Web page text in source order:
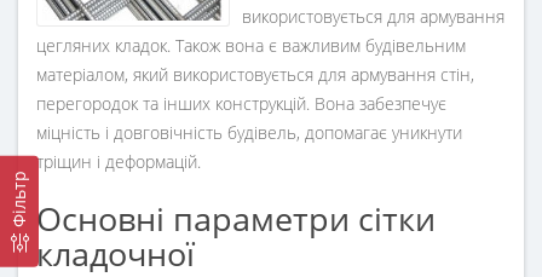
Фільтр
використовується для армування
цегляних кладок. Також вона є важливим будівельним
матеріалом, який використовується для армування стін,
перегородок та інших конструкцій. Вона забезпечує
міцність і довговічність будівель, допомагає уникнути
тріщин і деформацій.
Основні параметри сітки
кладочної